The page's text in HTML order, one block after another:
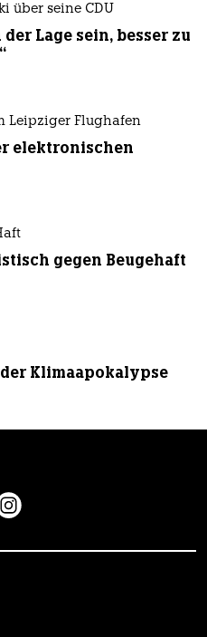
über seine CDU
Lage sein, besser zu
Leipziger Flughafen
elektronischen
gegen Beugehaft
Klimaapokalypse